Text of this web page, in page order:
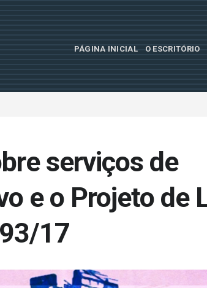
PÁGINA INICIAL O ESCRITÓRIO
serviços de
e o Projeto de
17